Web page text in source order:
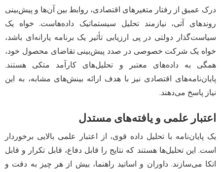
درک عمیق از رفتار متغیرهای اقتصادی، روابط بین آن‌ها و پیش‌بینی
روندهای آتی، نیازمند تحلیل سیستماتیک داده‌هاست. خواه یک
سیاست‌گذار دولتی در پی ارزیابی تأثیر یک برنامه یارانه‌ای باشد،
خواه یک شرکت خصوصی در صدد پیش‌بینی تقاضای محصول خود،
همگی به داده‌های معتبر و تحلیل‌های کارآمد متکی هستند.
پایان‌نامه‌های اقتصادی نیز با هدف ارائه بینش‌های مشابه، به این
نیاز پاسخ می‌دهند.
اعتبار علمی و یافته‌های مستدل
یک پایان‌نامه با تحلیل داده قوی، از اعتبار علمی بالایی برخوردار
است. این تحلیل‌ها هستند که نتایج را قابل دفاع، قابل تکرار و قابل
اتکا می‌سازند. داوران و اساتید راهنما، بیش از هر چیز به دقت و